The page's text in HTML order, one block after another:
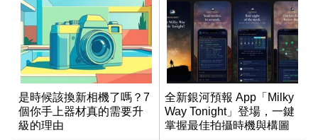
是時候該換新相機了嗎？7
個你手上器材真的需要升
級的理由
全新銀河預報 App「Milky
Way Tonight」登場，一鍵
掌握最佳拍攝時機與構圖